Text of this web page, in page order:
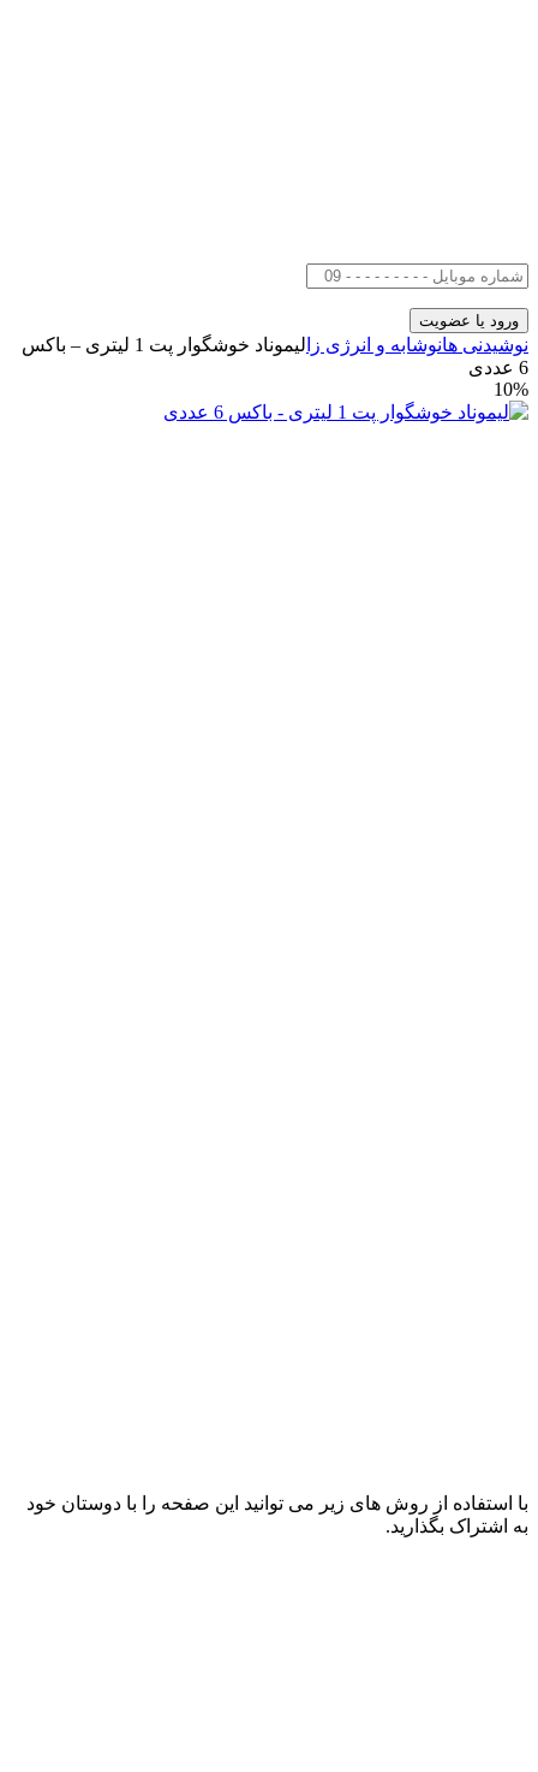
نوشیدنی هانوشابه و انرژی زا
لیموناد خوشگوار پت 1 لیتری – باکس
6 عددی
10%
با استفاده از روش های زیر می توانید این صفحه را با دوستان خود
به اشتراک بگذارید.